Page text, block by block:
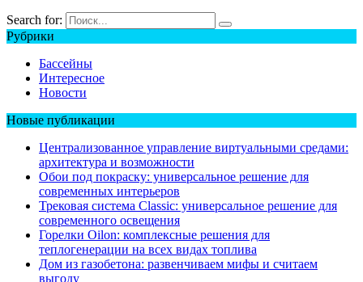
Search for:
Рубрики
Бассейны
Интересное
Новости
Новые публикации
Централизованное управление виртуальными средами:
архитектура и возможности
Обои под покраску: универсальное решение для
современных интерьеров
Трековая система Classic: универсальное решение для
современного освещения
Горелки Oilon: комплексные решения для
теплогенерации на всех видах топлива
Дом из газобетона: развенчиваем мифы и считаем
выгоду